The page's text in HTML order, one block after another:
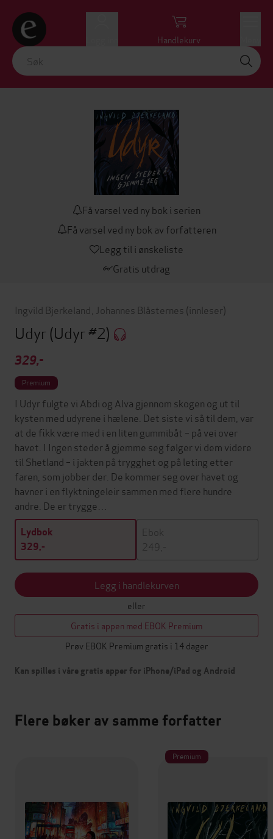
Handlekurv
Få varsel ved ny bok i serien
Få varsel ved ny bok av forfatteren
Legg til i ønskeliste
Gratis utdrag
Ingvild Bjerkeland Johannes Blåsternes (innleser)
Udyr(Udyr #2)
329,-
Premium
I Udyr fulgte vi Abdi og Alva gjennom skogen og ut til
kysten med udyrene i hælene. Det siste vi så til dem, var
at de fikk være med i en liten gummibåt – på vei over
havet. I Ingen steder å gjemme seg følger vi dem videre
til Shetland – i jakten på trygghet og på leting etter
faren, som jobber der. De kommer seg over havet og
havner i en flyktningeleir sammen med flere hundre
andre. De er trygge…
Lydbok
329,-
Ebok
249,-
Legg i handlekurven
eller
Gratis i appen med EBOK Premium
Prøv EBOK Premium gratis i 14 dager
Kan spilles i våre gratis apper for iPhone/iPad og Android
Flere bøker av samme forfatter
Premium